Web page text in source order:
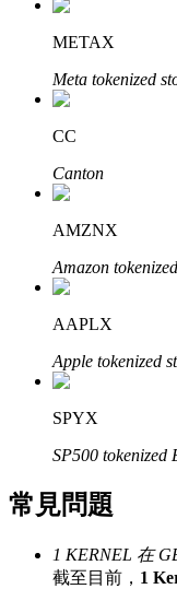
了解如何賺取穩
Bitrue
合夥人計劃
Bitrue渠道合伙
最高達65%佣金
METAX
Meta tokenized
CC
Canton
AMZNX
Amazon
AAPLX
Apple tokenized
SPYX
SP500 tokenized
常見問題
1 KERNEL 在
截至目前， 1